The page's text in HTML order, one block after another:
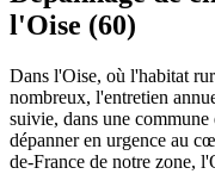
l'Oise (60)
Dans l'Oise, où l'habitat
nombreux, l'entretien
suivie, dans une
dépanner en urgence au
de-France de notre zone,